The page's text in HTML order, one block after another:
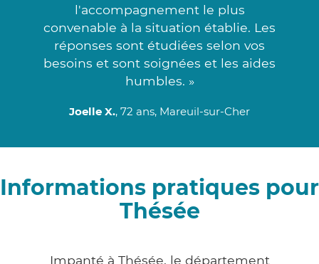
l'accompagnement le plus
convenable à la situation établie. Les
réponses sont étudiées selon vos
besoins et sont soignées et les aides
humbles. »
Joelle X., 72 ans, Mareuil-sur-Cher
Informations pratiques pour
Thésée
Impanté à Thésée, le département